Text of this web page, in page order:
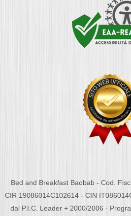
Bed and Breakfast Baobab - Cod.
CIR 19086014C102614 - CIN
dal P.I.C. Leader + 2000/2006 -